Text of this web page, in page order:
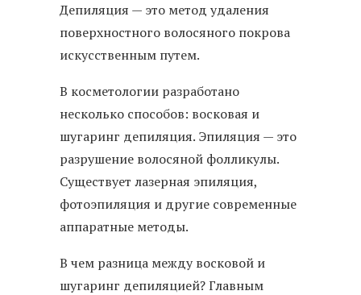
Депиляция — это метод удаления
поверхностного волосяного покрова
искусственным путем.
В косметологии разработано
несколько способов: восковая и
шугаринг депиляция. Эпиляция — это
разрушение волосяной фолликулы.
Существует лазерная эпиляция,
фотоэпиляция и другие современные
аппаратные методы.
В чем разница между восковой и
шугаринг депиляцией? Главным